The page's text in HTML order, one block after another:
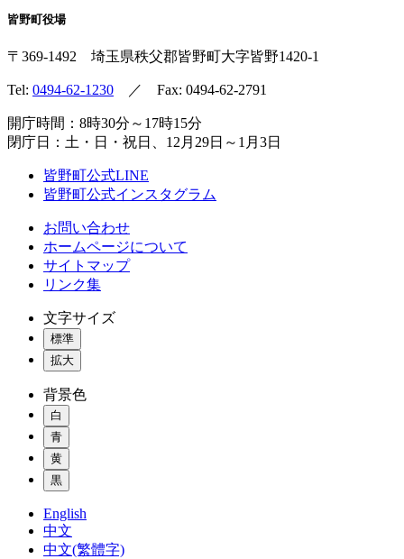
皆野町役場
〒369-1492 埼玉県秩父郡皆野町 大字皆野1420-1
Tel: 0494-62-1230 ／ Fax: 0494-62-2791
開庁時間：8時30分～17時15分
閉庁日：土・日・祝日、12月29日～1月3日
皆野町公式LINE
皆野町公式インスタグラム
お問い合わせ
ホームページについて
サイトマップ
リンク集
文字サイズ
標準
拡大
背景色
白
青
黄
黒
English
中文
中文(繁體字)